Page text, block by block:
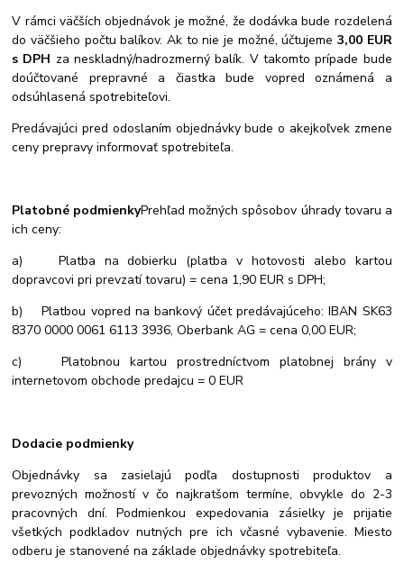
V rámci väčších objednávok je možné, že dodávka bude rozdelená
do väčšieho počtu balíkov. Ak to nie je možné, účtujeme 3,00 EUR
s DPH za neskladný/nadrozmerný balík. V takomto prípade bude
doúčtované prepravné a čiastka bude vopred oznámená a
odsúhlasená spotrebiteľovi.
Predávajúci pred odoslaním objednávky bude o akejkoľvek zmene
ceny prepravy informovať spotrebiteľa.
Platobné podmienkyPrehľad možných spôsobov úhrady tovaru a
ich ceny:
a) Platba na dobierku (platba v hotovosti alebo kartou
dopravcovi pri prevzatí tovaru) = cena 1,90 EUR s DPH;
b) Platbou vopred na bankový účet predávajúceho: IBAN SK63
8370 0000 0061 6113 3936, Oberbank AG = cena 0,00 EUR;
c) Platobnou kartou prostredníctvom platobnej brány v
internetovom obchode predajcu = 0 EUR
Dodacie podmienky
Objednávky sa zasielajú podľa dostupnosti produktov a
prevozných možností v čo najkratšom termíne, obvykle do 2-3
pracovných dní. Podmienkou expedovania zásielky je prijatie
všetkých podkladov nutných pre ich včasné vybavenie. Miesto
odberu je stanovené na základe objednávky spotrebiteľa.